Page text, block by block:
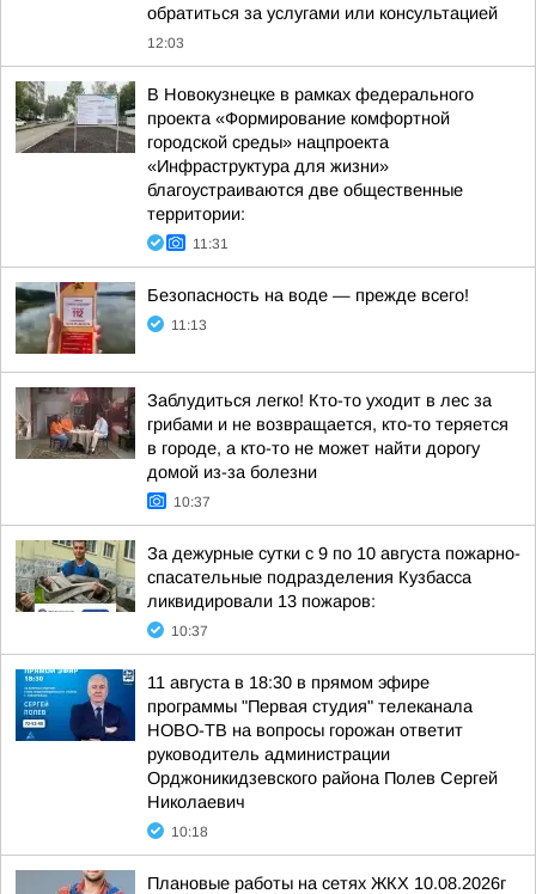
обратиться за услугами или консультацией
12:03
В Новокузнецке в рамках федерального
проекта «Формирование комфортной
городской среды» нацпроекта
«Инфраструктура для жизни»
благоустраиваются две общественные
территории:
11:31
Безопасность на воде — прежде всего!
11:13
Заблудиться легко! Кто-то уходит в лес за
грибами и не возвращается, кто-то теряется
в городе, а кто-то не может найти дорогу
домой из-за болезни
10:37
За дежурные сутки с 9 по 10 августа пожарно-
спасательные подразделения Кузбасса
ликвидировали 13 пожаров:
10:37
11 августа в 18:30 в прямом эфире
программы "Первая студия" телеканала
НОВО-ТВ на вопросы горожан ответит
руководитель администрации
Орджоникидзевского района Полев Сергей
Николаевич
10:18
Плановые работы на сетях ЖКХ 10.08.2026г